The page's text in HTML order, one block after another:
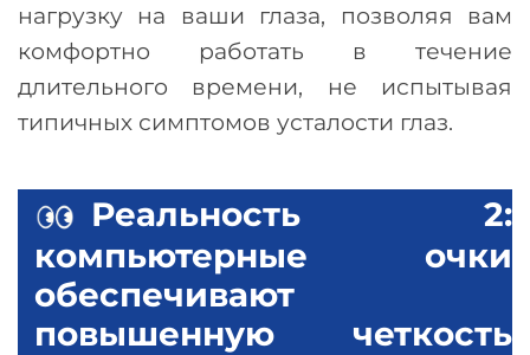
нагрузку на ваши глаза, позволяя вам
комфортно работать в течение
длительного времени, не испытывая
типичных симптомов усталости глаз.
Реальность 2:
компьютерные очки
обеспечивают
повышенную четкость